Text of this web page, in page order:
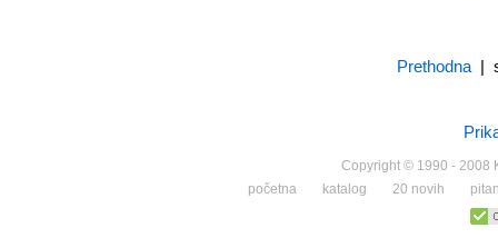
Prethodna|
Copyright © 1990 - 2008
početna
katalog 20 novih